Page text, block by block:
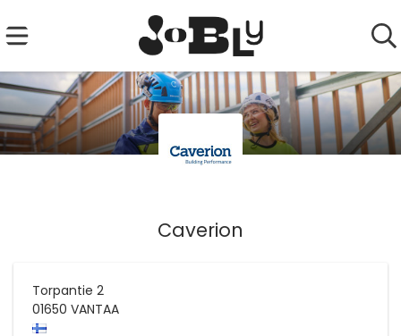
Caverion
Torpantie 2
01650 VANTAA